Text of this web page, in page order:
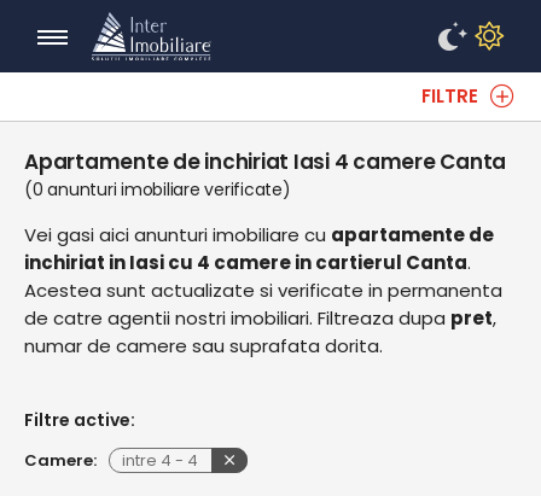
FILTRE
Apartamente de inchiriat Iasi 4 camere Canta
(0 anunturi imobiliare verificate)
Vei gasi aici anunturi imobiliare cu apartamente de
inchiriat in Iasi cu 4 camere in cartierul Canta.
Acestea sunt actualizate si verificate in permanenta
de catre agentii nostri imobiliari. Filtreaza dupa pret,
numar de camere sau suprafata dorita.
Filtre active:
Camere: intre 4 - 4